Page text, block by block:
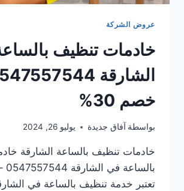
عروض الشركة
خادمات تنظيف
خصم 30%
بواسطة آفاق جديدة يوليو 26, 2024
خادمات تنظيف بالساعة الشارقة
تعتبر خدمة تنظيف بالساعة في